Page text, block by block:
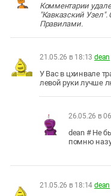
Комментарии
"Кавказский
Правилами.
21.05.26 в 18:13 dean
У Вас в цхинвале
левой руки лучше
26.05.26 в
dean # Не
помню
21.05.26 в 18:14 dean